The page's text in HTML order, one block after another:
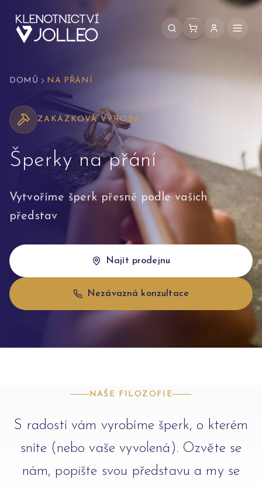
DOMŮ NA PŘÁNÍ
ZAKÁZKOVÁ VÝROBA
Šperky na přání
Vytvoříme šperk přesně podle vašich
představ
Najít prodejnu
Nezávazná konzultace
NAŠE FILOZOFIE
S radostí vám vyrobíme šperk, o kterém
sníte (nebo vaše vyvolená). Ozvěte se
nám, popište svou představu a my se